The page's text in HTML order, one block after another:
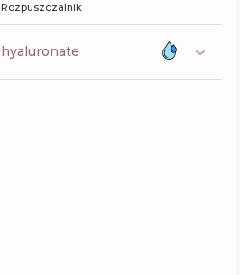
Rozpuszczalnik
hyaluronate